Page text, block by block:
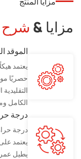
مزايا & شرح
الموقد
يعتمد
حصريًا
الكامل
درجة
درجة
يعتمد
يطيل عمر